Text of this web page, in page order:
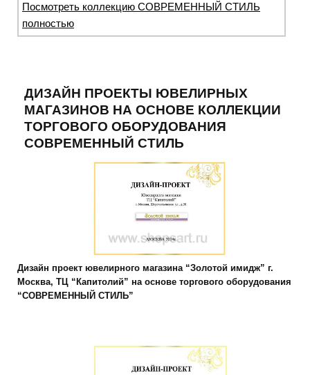
Посмотреть коллекцию СОВРЕМЕННЫЙ СТИЛЬ
полностью
ДИЗАЙН ПРОЕКТЫ ЮВЕЛИРНЫХ
МАГАЗИНОВ НА ОСНОВЕ КОЛЛЕКЦИИ
ТОРГОВОГО ОБОРУДОВАНИЯ
СОВРЕМЕННЫЙ СТИЛЬ
Дизайн проект ювелирного магазина “Золотой имидж” г.
Москва, ТЦ “Капитолий” на основе торгового оборудования
“СОВРЕМЕННЫЙ СТИЛЬ”